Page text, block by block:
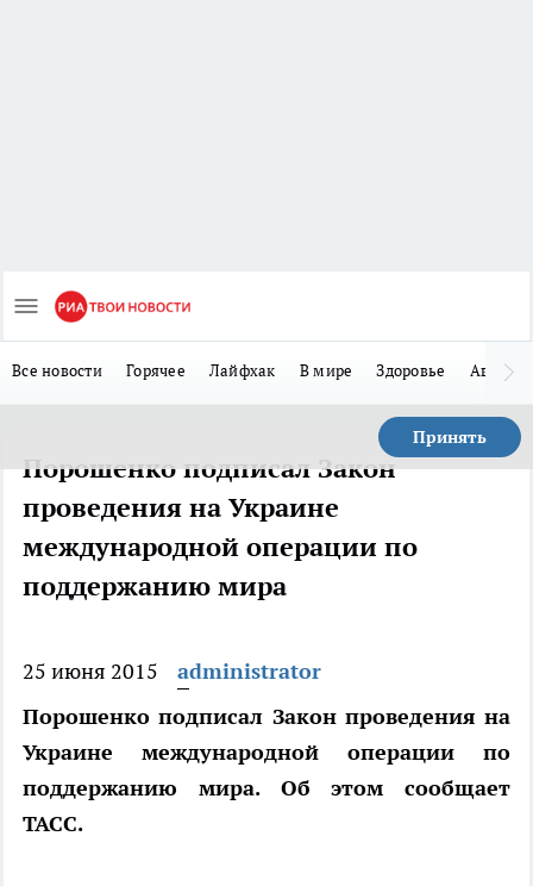
Все новости Горячее Лайфхак В мире Здоровье Авто
Принять
Порошенко подписал Закон
проведения на Украине
международной операции по
поддержанию мира
25 июня 2015
administrator
Порошенко подписал Закон проведения на
Украине международной операции по
поддержанию мира. Об этом сообщает
ТАСС.